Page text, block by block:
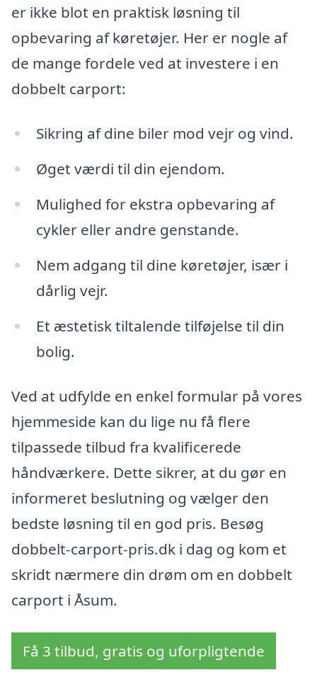
er ikke blot en praktisk løsning til
opbevaring af køretøjer. Her er nogle af
de mange fordele ved at investere i en
dobbelt carport:
Sikring af dine biler mod vejr og vind.
Øget værdi til din ejendom.
Mulighed for ekstra opbevaring af
cykler eller andre genstande.
Nem adgang til dine køretøjer, især i
dårlig vejr.
Et æstetisk tiltalende tilføjelse til din
bolig.
Ved at udfylde en enkel formular på vores
hjemmeside kan du lige nu få flere
tilpassede tilbud fra kvalificerede
håndværkere. Dette sikrer, at du gør en
informeret beslutning og vælger den
bedste løsning til en god pris. Besøg
dobbelt-carport-pris.dk i dag og kom et
skridt nærmere din drøm om en dobbelt
carport i Åsum.
Få 3 tilbud, gratis og uforpligtende